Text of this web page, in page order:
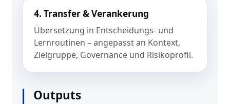
4. Transfer & Verankerung
Übersetzung in Entscheidungs- und
Lernroutinen – angepasst an Kontext,
Zielgruppe, Governance und Risikoprofil.
Outputs